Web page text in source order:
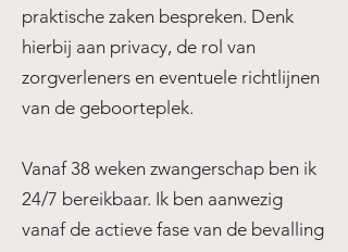
praktische zaken bespreken. Denk
hierbij aan privacy, de rol van
zorgverleners en eventuele richtlijnen
van de geboorteplek.
Vanaf 38 weken zwangerschap ben ik
24/7 bereikbaar. Ik ben aanwezig
vanaf de actieve fase van de bevalling